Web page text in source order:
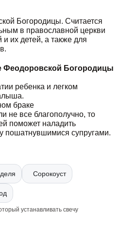
Богородицы. Считается
в православной церкви
и их детей, а также для
Феодоровской Богородицы
ребенка и легком
браке
не все благополучно, то
поможет наладить
пошатнувшимися супругами.
Сорокоуст
устанавливать свечу